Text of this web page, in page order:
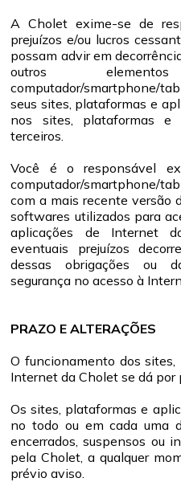
A Cholet exime-se de
prejuízos e/ou lucros
possam advir em
outros
computador/smartphone/
seus sites, plataformas e
nos sites, plataformas e
terceiros.
Você é o responsável
computador/smartphone/
com a mais recente versão
softwares utilizados para
aplicações de Internet
eventuais prejuízos
dessas obrigações ou
segurança no acesso à
PRAZO E ALTERAÇÕES
O funcionamento dos
Internet da Cholet se dá por
Os sites, plataformas e
no todo ou em cada uma
encerrados, suspensos ou
pela Cholet, a qualquer
prévio aviso.